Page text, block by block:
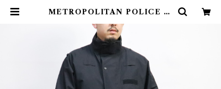
METROPOLITAN POLICE W
警察 メトロポリタンポリス ウォータ
ープルーフ ジャケット | CADAL8